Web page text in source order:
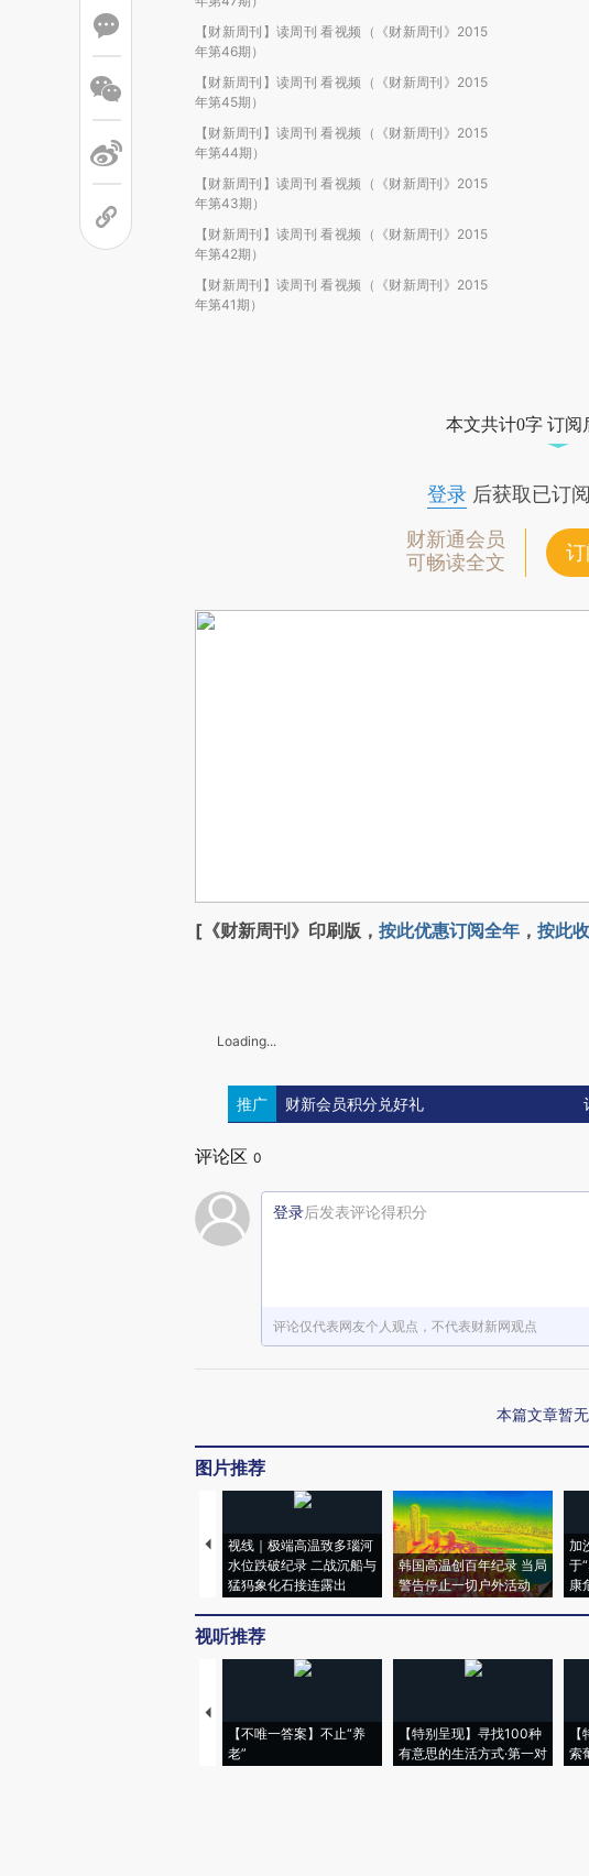
【财新周刊】读周刊 看视频（《财新周刊》2015
年第46期）
【财新周刊】读周刊 看视频（《财新周刊》2015
年第45期）
【财新周刊】读周刊 看视频（《财新周刊》2015
年第44期）
【财新周刊】读周刊 看视频（《财新周刊》2015
年第43期）
【财新周刊】读周刊 看视频（《财新周刊》2015
年第42期）
【财新周刊】读周刊 看视频（《财新周刊》2015
年第41期）
本文共计0字 订阅
登录后获取已订
财新通会员
可畅读全文
[《财新周刊》印刷版， 按此优惠订阅全年 ， 按此
Loading...
推广 财新会员积分兑好礼
评论区 0
登录后发表评论得积分
评论仅代表网友个人观点，不代表财新网观点
本篇文章暂
图片推荐
视线｜极端高温致多瑙河
水位跌破纪录 二战沉船与
猛犸象化石接连露出
韩国高温创百年纪录 当局
警告停止一切户外活动
加
于
康
视听推荐
【不唯一答案】不止“养
老”
【特别呈现】寻找100种
有意思的生活方式·第一对
索